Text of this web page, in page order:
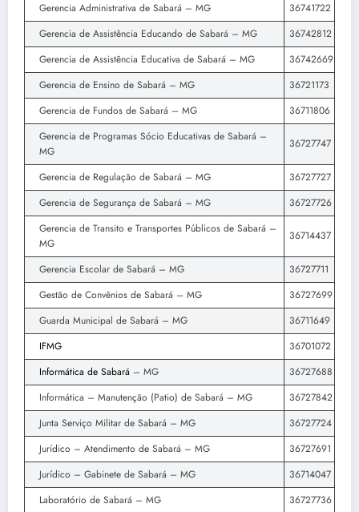
Gerencia Administrativa de Sabará – MG
36741722
Gerencia de Assistência Educando de Sabará – MG
36742812
Gerencia de Assistência Educativa de Sabará – MG
36742669
Gerencia de Ensino de Sabará – MG
36721173
Gerencia de Fundos de Sabará – MG
36711806
Gerencia de Programas Sócio Educativas de Sabará –
MG
36727747
Gerencia de Regulação de Sabará – MG
36727727
Gerencia de Segurança de Sabará – MG
36727726
Gerencia de Transito e Transportes Públicos de Sabará –
MG
36714437
Gerencia Escolar de Sabará – MG
36727711
Gestão de Convênios de Sabará – MG
36727699
Guarda Municipal de Sabará – MG
36711649
IFMG
36701072
Informática de Sabará – MG
36727688
Informática – Manutenção (Patio) de Sabará – MG
36727842
Junta Serviço Militar de Sabará – MG
36727724
Jurídico – Atendimento de Sabará – MG
36727691
Jurídico – Gabinete de Sabará – MG
36714047
Laboratório de Sabará – MG
36727736